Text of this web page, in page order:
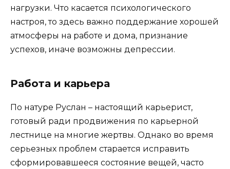
нагрузки. Что касается психологического
настроя, то здесь важно поддержание хорошей
атмосферы на работе и дома, признание
успехов, иначе возможны депрессии.
Работа и карьера
По натуре Руслан – настоящий карьерист,
готовый ради продвижения по карьерной
лестнице на многие жертвы. Однако во время
серьезных проблем старается исправить
сформировавшееся состояние вещей, часто